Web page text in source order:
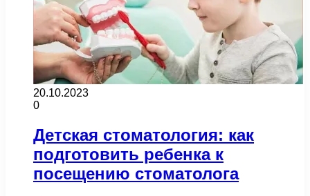
20.10.2023
0
Детская стоматология: как
подготовить ребенка к
посещению стоматолога